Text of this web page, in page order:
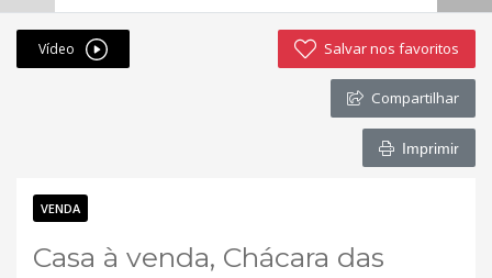
whatsapp
ANUCIE SEU IMOVEL CONOSCO
Contato
Vídeo Salvar nos favoritos
Compartilhar
Imprimir
VENDA
Casa à venda, Chácara das